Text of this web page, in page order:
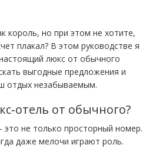
король, но при этом не хотите,
плакал? В этом руководстве я
люкс от обычного
выгодные предложения и
отдых незабываемым.
от обычного?
это не только просторный номер.
даже мелочи играют роль.